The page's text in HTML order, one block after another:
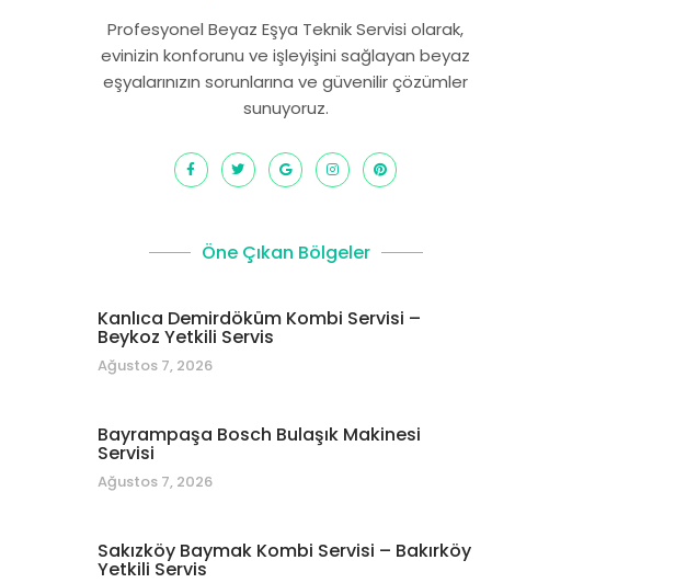
Profesyonel Beyaz Eşya Teknik Servisi olarak,
evinizin konforunu ve işleyişini sağlayan beyaz
eşyalarınızın sorunlarına ve güvenilir çözümler
sunuyoruz.
Öne Çıkan Bölgeler
Kanlıca Demirdöküm Kombi Servisi –
Beykoz Yetkili Servis
Ağustos 7, 2026
Bayrampaşa Bosch Bulaşık Makinesi
Servisi
Ağustos 7, 2026
Sakızköy Baymak Kombi Servisi – Bakırköy
Yetkili Servis